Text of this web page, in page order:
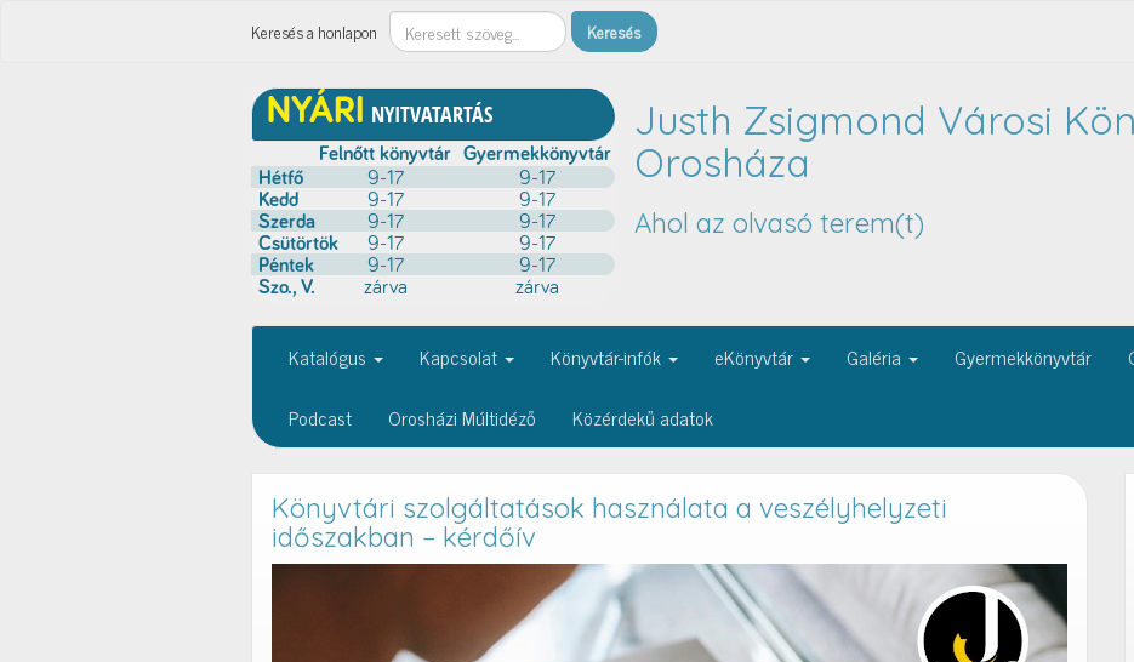
Keresés a honlapon Keresés
Justh Zsigmond Városi
Orosháza
Ahol az olvasó terem(t)
Katalógus Kapcsolat Könyvtár-infók eKönyvtár Galéria Gyermekkönyvtár
Podcast
Orosházi Múltidéző Közérdekű adatok
Könyvtári szolgáltatások használata a veszélyhelyzeti
időszakban – kérdőív